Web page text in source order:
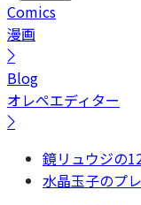
Comics
漫画
Blog
オレペエディター
鏡リュウジの
水晶玉子のプ